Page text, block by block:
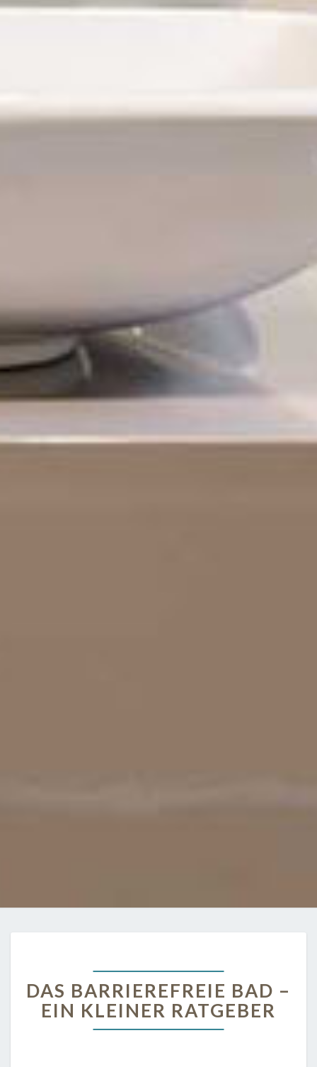
DAS
BARRIEREFREIE
BAD
–
DAS BARRIEREFREIE BAD –
EIN KLEINER RATGEBER